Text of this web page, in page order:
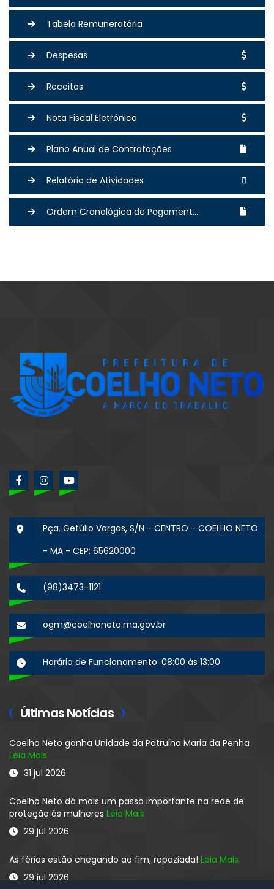
Tabela Remuneratória
Despesas
Receitas
Nota Fiscal Eletrônica
Plano Anual de Contratações
Relatório de Atividades
Ordem Cronológica de Pagament...
Pça. Getúlio Vargas, S/N - CENTRO - COELHO NETO
- MA - CEP: 65620000
(98)3473-1121
ogm@coelhoneto.ma.gov.br
Horário de Funcionamento: 08:00 às 13:00
Últimas Notícias
Coelho Neto ganha Unidade da Patrulha Maria da Penha
Leia Mais
31 jul 2026
Coelho Neto dá mais um passo importante na rede de
proteção ás mulheres Leia Mais
29 jul 2026
As férias estão chegando ao fim, rapaziada! Leia Mais
29 jul 2026